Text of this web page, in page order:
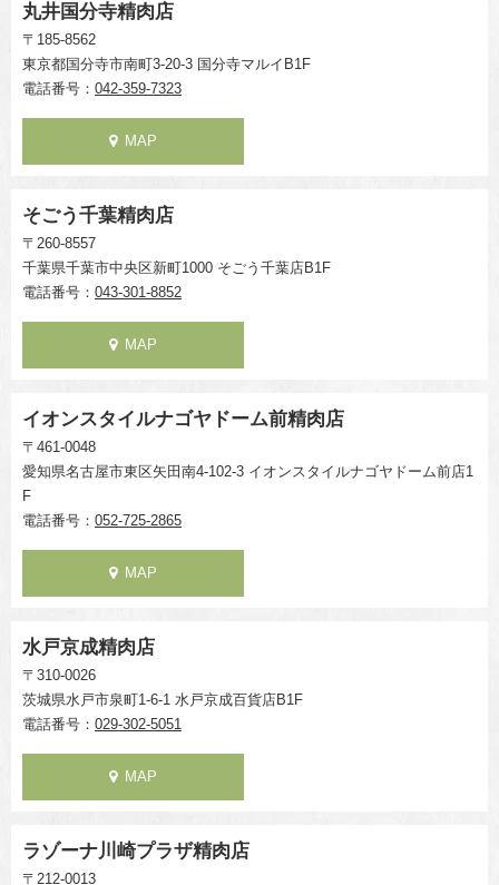
丸井国分寺精肉店
〒185-8562
東京都国分寺市南町3-20-3 国分寺マルイB1F
電話番号： 042-359-7323
MAP
そごう千葉精肉店
〒260-8557
千葉県千葉市中央区新町1000 そごう千葉店B1F
電話番号： 043-301-8852
MAP
イオンスタイルナゴヤドーム前精肉店
〒461-0048
愛知県名古屋市東区矢田南4-102-3 イオンスタイルナゴヤドーム前店1
F
電話番号： 052-725-2865
MAP
水戸京成精肉店
〒310-0026
茨城県水戸市泉町1-6-1 水戸京成百貨店B1F
電話番号： 029-302-5051
MAP
ラゾーナ川崎プラザ精肉店
〒212-0013